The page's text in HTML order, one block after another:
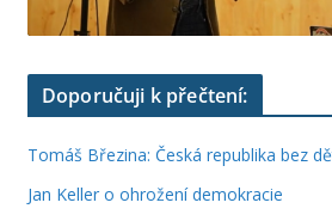
Doporučuji k přečtení:
Tomáš Březina: Česká republika bez
Jan Keller o ohrožení demokracie